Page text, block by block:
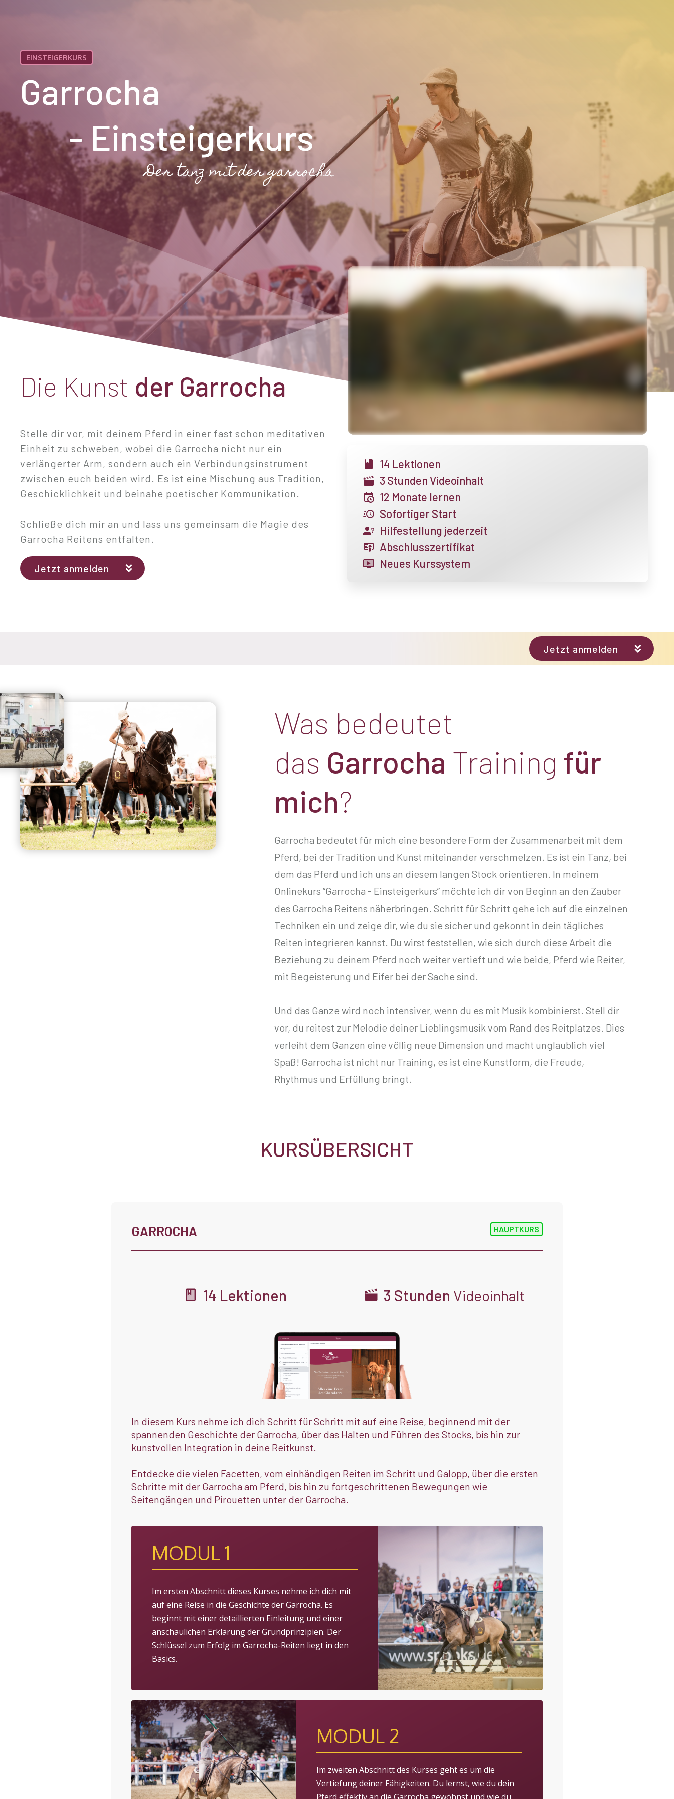
EINSTEIGERKURS
Garrocha
-Einsteigerkurs
Der tanz mit der garrocha
Die Kunst der Garrocha
Stelle dir vor, mit deinem Pferd in einer fast schon meditativen
Einheit zu schweben, wobei die Garrocha nicht nur ein
verlängerter Arm, sondern auch ein Verbindungsinstrument
zwischen euch beiden wird. Es ist eine Mischung aus Tradition,
Geschicklichkeit und beinahe poetischer Kommunikation.
Schließe dich mir an und lass uns gemeinsam die Magie des
Garrocha Reitens entfalten.
Jetzt anmelden
14 Lektionen
3 Stunden Videoinhalt
12 Monate lernen
Sofortiger Start
Hilfestellung jederzeit
Abschlusszertifikat
Neues Kurssystem
Jetzt anmelden
Was bedeutet
das Garrocha Training für
mich?
Garrocha bedeutet für mich eine besondere Form der Zusammenarbeit mit dem
Pferd, bei der Tradition und Kunst miteinander verschmelzen. Es ist ein Tanz, bei
dem das Pferd und ich uns an diesem langen Stock orientieren. In meinem
Onlinekurs “Garrocha - Einsteigerkurs” möchte ich dir von Beginn an den Zauber
des Garrocha Reitens näherbringen. Schritt für Schritt gehe ich auf die einzelnen
Techniken ein und zeige dir, wie du sie sicher und gekonnt in dein tägliches
Reiten integrieren kannst. Du wirst feststellen, wie sich durch diese Arbeit die
Beziehung zu deinem Pferd noch weiter vertieft und wie beide, Pferd wie Reiter,
mit Begeisterung und Eifer bei der Sache sind.
Und das Ganze wird noch intensiver, wenn du es mit Musik kombinierst. Stell dir
vor, du reitest zur Melodie deiner Lieblingsmusik vom Rand des Reitplatzes. Dies
verleiht dem Ganzen eine völlig neue Dimension und macht unglaublich viel
Spaß! Garrocha ist nicht nur Training, es ist eine Kunstform, die Freude,
Rhythmus und Erfüllung bringt.
KURSÜBERSICHT
GARROCHA HAUPTKURS
14 Lektionen 3 Stunden Videoinhalt
In diesem Kurs nehme ich dich Schritt für Schritt mit auf eine Reise, beginnend mit der
spannenden Geschichte der Garrocha, über das Halten und Führen des Stocks, bis hin zur
kunstvollen Integration in deine Reitkunst.
Entdecke die vielen Facetten, vom einhändigen Reiten im Schritt und Galopp, über die ersten
Schritte mit der Garrocha am Pferd, bis hin zu fortgeschrittenen Bewegungen wie
Seitengängen und Pirouetten unter der Garrocha.
MODUL 1
Im ersten Abschnitt dieses Kurses nehme ich dich mit
auf eine Reise in die Geschichte der Garrocha. Es
beginnt mit einer detaillierten Einleitung und einer
anschaulichen Erklärung der Grundprinzipien. Der
Schlüssel zum Erfolg im Garrocha-Reiten liegt in den
Basics.
MODUL 2
Im zweiten Abschnitt des Kurses geht es um die
Vertiefung deiner Fähigkeiten. Du lernst, wie du dein